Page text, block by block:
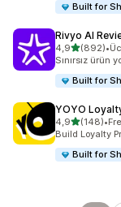
Built for
Rivyo AI
4,95 yıldız
(892)
toplam 892•
Sınırsız ürün
Built for
YOYO
4,95 yıldız
(148)
toplam 148•
Build Loyalty
Built for